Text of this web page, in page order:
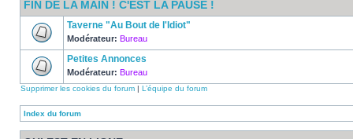
FIN DE LA MAIN ! C'EST LA PAUSE !
Taverne "Au Bout de l'Idiot"
Modérateur: Bureau
Petites Annonces
Modérateur: Bureau
Supprimer les cookies du forum | L’équipe du forum
Index du forum